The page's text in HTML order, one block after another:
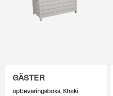
GÄSTER
opbevaringsboks, Khaki